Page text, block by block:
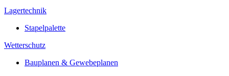
Lagertechnik
Stapelpalette
Wetterschutz
Bauplanen & Gewebeplanen